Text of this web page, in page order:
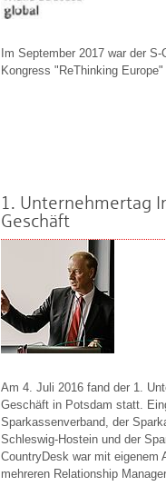
Im September 2017 war der
Kongress "ReThinking
1. Unternehmertag
Geschäft
Am 4. Juli 2016 fand der 1.
Geschäft in Potsdam statt.
Sparkassenverband, der
Schleswig-Hostein und der
CountryDesk war mit eigenem
mehreren Relationship